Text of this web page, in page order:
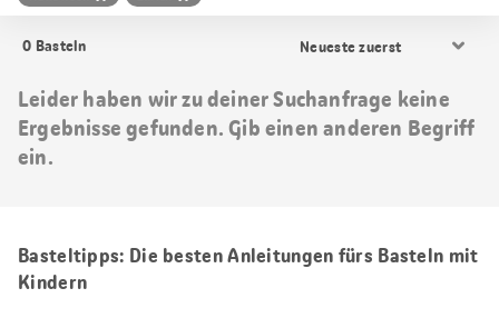
0 Basteln
Sortierung
Leider haben wir zu deiner Suchanfrage keine
Ergebnisse gefunden. Gib einen anderen Begriff
ein.
Basteltipps: Die besten Anleitungen fürs Basteln mit
Kindern